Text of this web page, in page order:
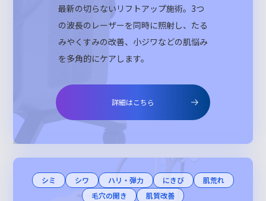
最新の切らないリフトアップ施術。3つ
の波長のレーザーを同時に照射し、たる
みやくすみの改善、小ジワなどの肌悩み
を多角的にケアします。
詳細はこちら
シミ シワ ハリ・弾力 にきび
肌荒れ
毛穴の開き
肌質改善